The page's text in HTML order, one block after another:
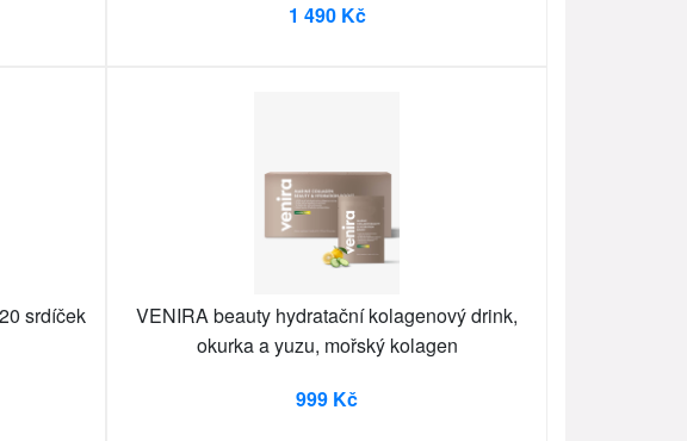
1 490 Kč
srdíček
VENIRA beauty hydratační kolagenový drink,
okurka a yuzu, mořský kolagen
999 Kč